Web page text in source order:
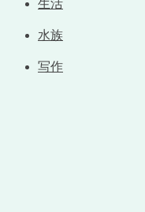
生活
水族
写作